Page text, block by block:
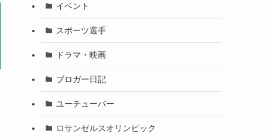
イベント
スポーツ選手
ドラマ・映画
ブロガー日記
ユーチューバー
ロサンゼルスオリンピック